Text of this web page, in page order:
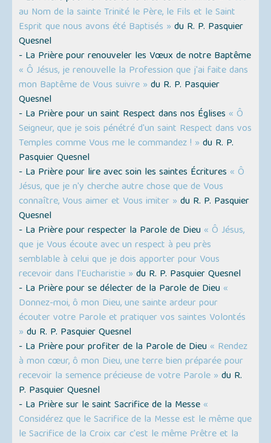
au Nom de la sainte Trinité le Père, le Fils et le Saint
Esprit que nous avons été Baptisés » du R. P. Pasquier
Quesnel
- La Prière pour renouveler les Vœux de notre Baptême
« Ô Jésus, je renouvelle la Profession que j'ai faite dans
mon Baptême de Vous suivre » du R. P. Pasquier
Quesnel
- La Prière pour un saint Respect dans nos Églises « Ô
Seigneur, que je sois pénétré d'un saint Respect dans vos
Temples comme Vous me le commandez ! » du R. P.
Pasquier Quesnel
- La Prière pour lire avec soin les saintes Écritures « Ô
Jésus, que je n'y cherche autre chose que de Vous
connaître, Vous aimer et Vous imiter » du R. P. Pasquier
Quesnel
- La Prière pour respecter la Parole de Dieu « Ô Jésus,
que je Vous écoute avec un respect à peu près
semblable à celui que je dois apporter pour Vous
recevoir dans l'Eucharistie » du R. P. Pasquier Quesnel
- La Prière pour se délecter de la Parole de Dieu «
Donnez-moi, ô mon Dieu, une sainte ardeur pour
écouter votre Parole et pratiquer vos saintes Volontés
» du R. P. Pasquier Quesnel
- La Prière pour profiter de la Parole de Dieu « Rendez
à mon cœur, ô mon Dieu, une terre bien préparée pour
recevoir la semence précieuse de votre Parole » du R.
P. Pasquier Quesnel
- La Prière sur le saint Sacrifice de la Messe «
Considérez que le Sacrifice de la Messe est le même que
le Sacrifice de la Croix car c'est le même Prêtre et la